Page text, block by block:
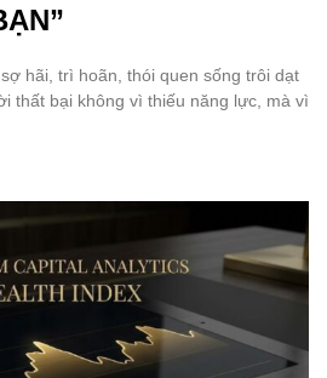
hãi, trì hoãn, thói quen sống trôi dạt
thất bại không vì thiếu năng lực, mà vì